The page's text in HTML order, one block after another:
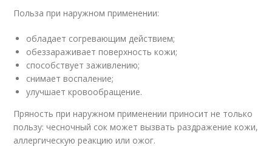
Польза при наружном применении:
обладает согревающим действием;
обеззараживает поверхность кожи;
способствует заживлению;
снимает воспаление;
улучшает кровообращение.
Пряность при наружном применении приносит не только
пользу: чесночный сок может вызвать раздражение кожи,
аллергическую реакцию или ожог.